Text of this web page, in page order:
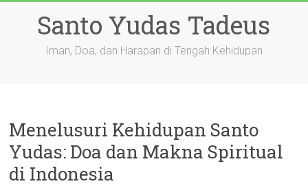
Santo Yudas Tadeus
Iman, Doa, dan Harapan di Tengah Kehidupan
Menelusuri Kehidupan Santo
Yudas: Doa dan Makna Spiritual
di Indonesia